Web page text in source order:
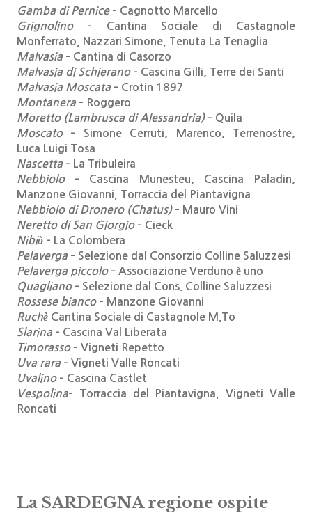
Gamba di Pernice– Cagnotto Marcello
Grignolino – Cantina Sociale di Castagnole
Monferrato, Nazzari Simone, Tenuta La Tenaglia
Malvasia – Cantina di Casorzo
Malvasia di Schierano– Cascina Gilli, Terre dei Santi
Malvasia Moscata – Crotin 1897
Montanera – Roggero
Moretto (Lambrusca di Alessandria) – Quila
Moscato– Simone Cerruti, Marenco, Terrenostre,
Luca Luigi Tosa
Nascetta – La Tribuleira
Nebbiolo– Cascina Munesteu, Cascina Paladin,
Manzone Giovanni, Torraccia del Piantavigna
Nebbiolo di Dronero (Chatus)– Mauro Vini
Neretto di San Giorgio– Cieck
Nibiò – La Colombera
Pelaverga – Selezione dal Consorzio Colline Saluzzesi
Pelaverga piccolo– Associazione Verduno è uno
Quagliano– Selezione dal Cons. Colline Saluzzesi
Rossese bianco – Manzone Giovanni
Ruchè Cantina Sociale di Castagnole M.To
Slarina – Cascina Val Liberata
Timorasso– Vigneti Repetto
Uva rara – Vigneti Valle Roncati
Uvalino– Cascina Castlet
Vespolina– Torraccia del Piantavigna, Vigneti Valle
Roncati
La SARDEGNA regione ospite